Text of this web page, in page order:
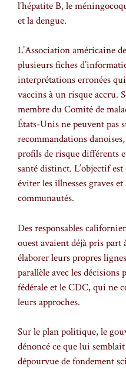
l’hépatite B, le
et la dengue.
L’Association américaine
plusieurs fiches
interprétations erronées
vaccins à un risque accru.
membre du Comité de
États-Unis ne peuvent pas
recommandations
profils de risque différents
santé distinct. L’objectif
éviter les illnesses graves
communautés.
Des responsables
ouest avaient déjà pris part
élaborer leurs propres
parallèle avec les décisions
fédérale et le CDC, qui ne
leurs approches.
Sur le plan politique, le
dénoncé ce que lui
dépourvue de fondement